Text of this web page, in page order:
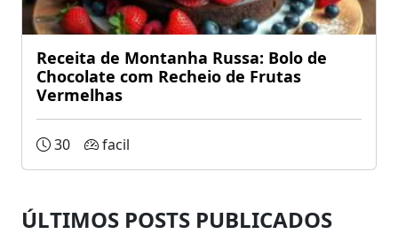
Receita de Montanha Russa: Bolo de
Chocolate com Recheio de Frutas
Vermelhas
30 facil
ÚLTIMOS POSTS PUBLICADOS